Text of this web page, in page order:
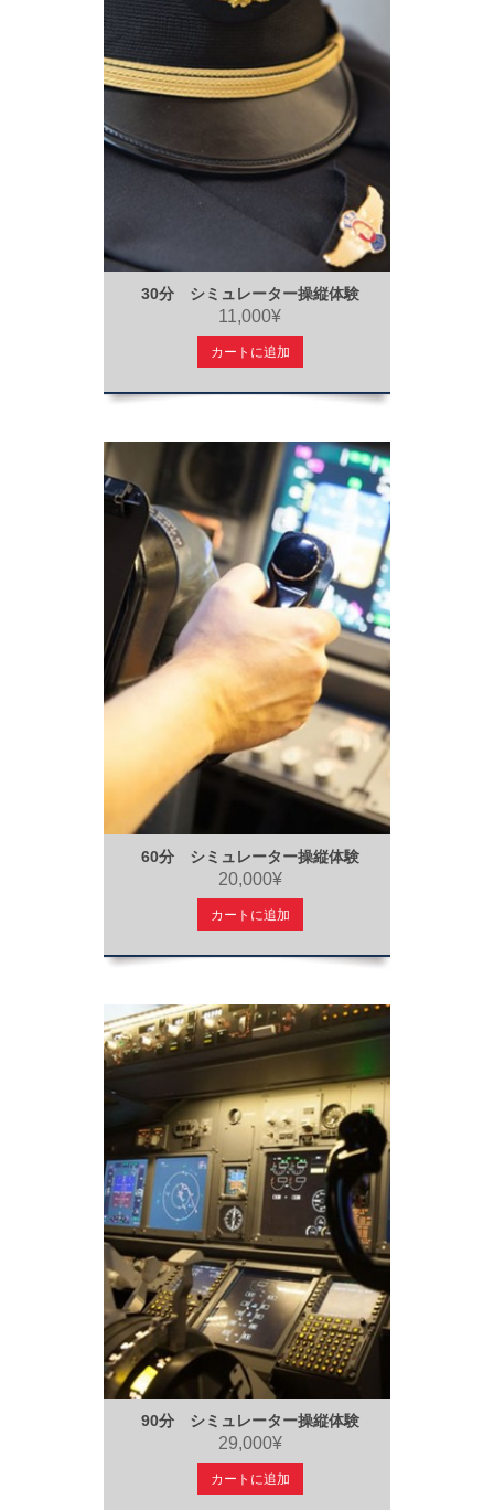
30分 シミュレーター操縦体験
11,000¥
カートに追加
60分 シミュレーター操縦体験
20,000¥
カートに追加
90分 シミュレーター操縦体験
29,000¥
カートに追加